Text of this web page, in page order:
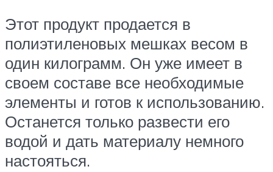
Этот продукт продается в
полиэтиленовых мешках весом в
один килограмм. Он уже имеет в
своем составе все необходимые
элементы и готов к использованию.
Останется только развести его
водой и дать материалу немного
настояться.